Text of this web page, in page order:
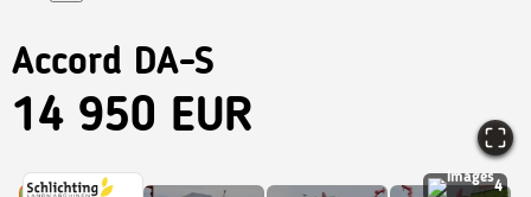
Accord DA-S
14 950 EUR
4